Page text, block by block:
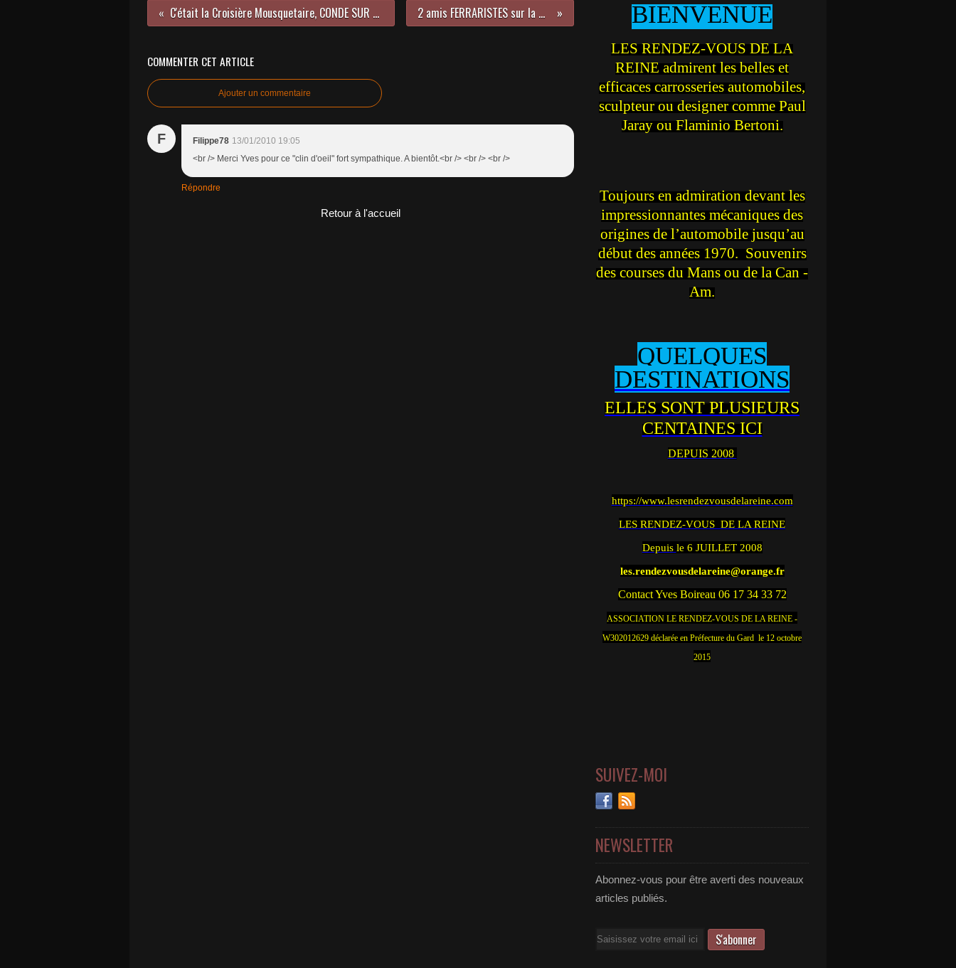
C'était la Croisière Mousquetaire, CONDE SUR VESGRE en 1968 2 amis FERRARISTES sur la même page
COMMENTER CET ARTICLE
Ajouter un commentaire
F Filippe78 13/01/2010 19:05
<br /> Merci Yves pour ce "clin d'oeil" fort sympathique. A bientôt.<br /> <br /> <br />
Répondre
Retour à l'accueil
BIENVENUE
LES RENDEZ-VOUS DE LA
REINE admirent les belles et
efficaces carrosseries automobiles,
sculpteur ou designer comme Paul
Jaray ou Flaminio Bertoni.
Toujours en admiration devant les
impressionnantes mécaniques des
origines de l’automobile jusqu’au
début des années 1970. Souvenirs
des courses du Mans ou de la Can -
Am.
QUELQUES
DESTINATIONS
ELLES SONT PLUSIEURS
CENTAINES ICI
DEPUIS 2008
https://www.lesrendezvousdelareine.com
LES RENDEZ-VOUS DE LA REINE
Depuis le 6 JUILLET 2008
les.rendezvousdelareine@orange.fr
Contact Yves Boireau 06 17 34 33 72
ASSOCIATION LE RENDEZ-VOUS DE LA REINE -
W302012629 déclarée en Préfecture du Gard le 12 octobre
2015
SUIVEZ-MOI
NEWSLETTER
Abonnez-vous pour être averti des nouveaux
articles publiés.
Email